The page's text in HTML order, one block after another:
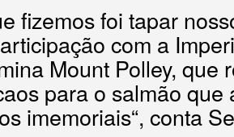
fizemos foi tapar
com a
Mount Polley, que
para o salmão que
imemoriais“, conta